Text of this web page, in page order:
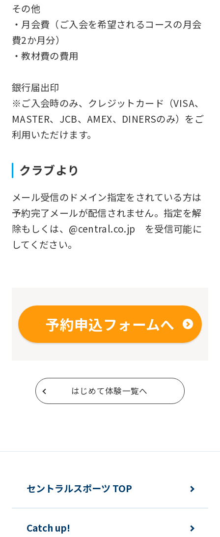
その他
・月会費（ご入会を希望されるコースの月会
費2か月分）
・教材費の費用
銀行届出印
※ご入会時のみ、クレジットカード（VISA、
MASTER、JCB、AMEX、DINERSのみ）をご
利用いただけます。
クラブより
メール受信のドメイン指定をされている方は
予約完了メールが配信されません。指定を解
除もしくは、@central.co.jp を受信可能に
してください。
予約申込フォームへ
はじめて体験一覧へ
from
ask
that
before
using
the
セントラルスポーツ TOP
Catch up!